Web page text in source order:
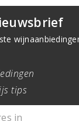
tips